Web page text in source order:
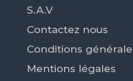
S.A.V
Contactez nous
Conditions
Mentions légales